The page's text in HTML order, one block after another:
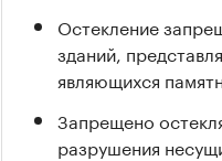
Остекление
зданий,
являющихся
Запрещено
разрушения